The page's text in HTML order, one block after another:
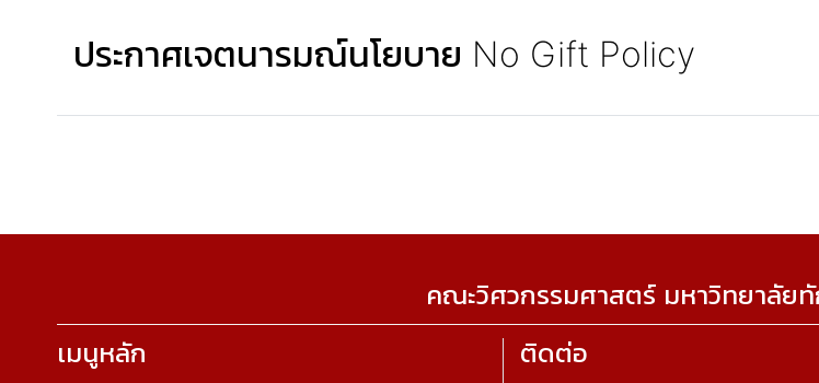
ประกาศเจตนารมณ์นโยบาย No Gift Policy
คณะวิศวกรรมศาสตร์ มหาวิทยาลัย
เมนูหลัก
ติดต่อ